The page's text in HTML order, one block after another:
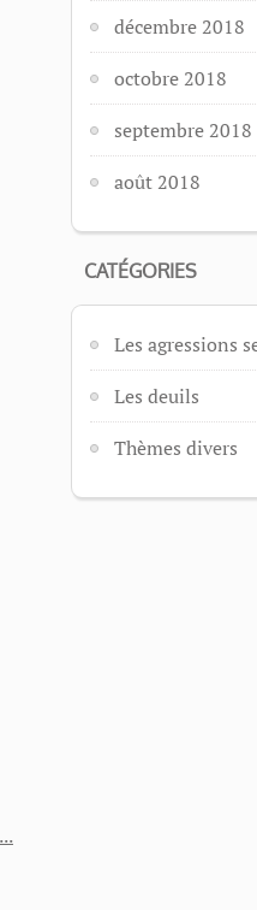
décembre 2018
octobre 2018
septembre 2018
août 2018
CATÉGORIES
Les agressions
Les deuils
Thèmes divers